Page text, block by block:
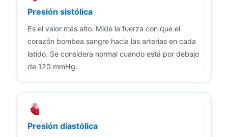
Presión sistólica
Es el valor más alto. Mide la fuerza con que el
corazón bombea sangre hacia las arterias en cada
latido. Se considera normal cuando está por debajo
de 120 mmHg.
Presión diastólica